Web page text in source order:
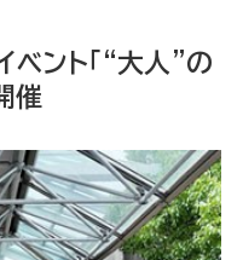
ント「“大人”の
催